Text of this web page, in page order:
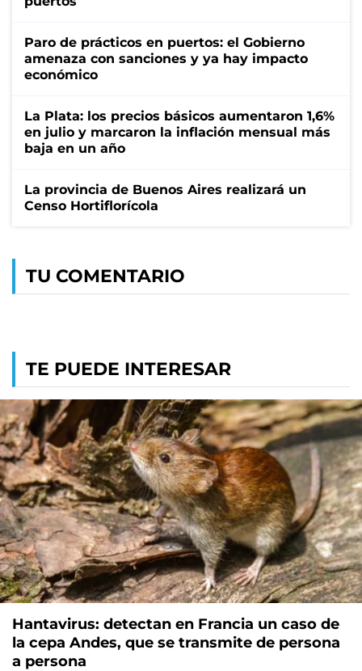
Paro de prácticos en puertos: el Gobierno
amenaza con sanciones y ya hay impacto
económico
La Plata: los precios básicos aumentaron 1,6%
en julio y marcaron la inflación mensual más
baja en un año
La provincia de Buenos Aires realizará un
Censo Hortiflorícola
TU COMENTARIO
TE PUEDE INTERESAR
Hantavirus: detectan en Francia un caso de
la cepa Andes, que se transmite de persona
a persona